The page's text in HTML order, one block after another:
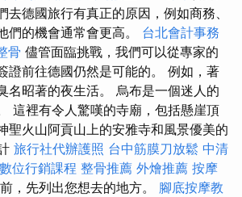
去德國旅行有真正的原因，例如商務、
們的機會通常會更高。 台北會計事務
骨 儘管面臨挑戰，我們可以從專家的
證前往德國仍然是可能的。 例如，著
名昭著的夜生活。 烏布是一個迷人的
這裡有令人驚嘆的寺廟，包括懸崖頂
聖火山阿貢山上的安雅寺和風景優美的
旅行社代辦護照 台中筋膜刀放鬆 中清
數位行銷課程 整骨推薦 外燴推薦 按摩
，先列出您想去的地方。 腳底按摩教